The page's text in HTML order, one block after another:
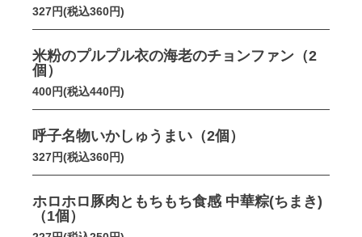
327円(税込360円)
米粉のプルプル衣の海老のチョンファン（2
個）
400円(税込440円)
呼子名物いかしゅうまい（2個）
327円(税込360円)
ホロホロ豚肉ともちもち食感 中華粽(ちまき)
（1個）